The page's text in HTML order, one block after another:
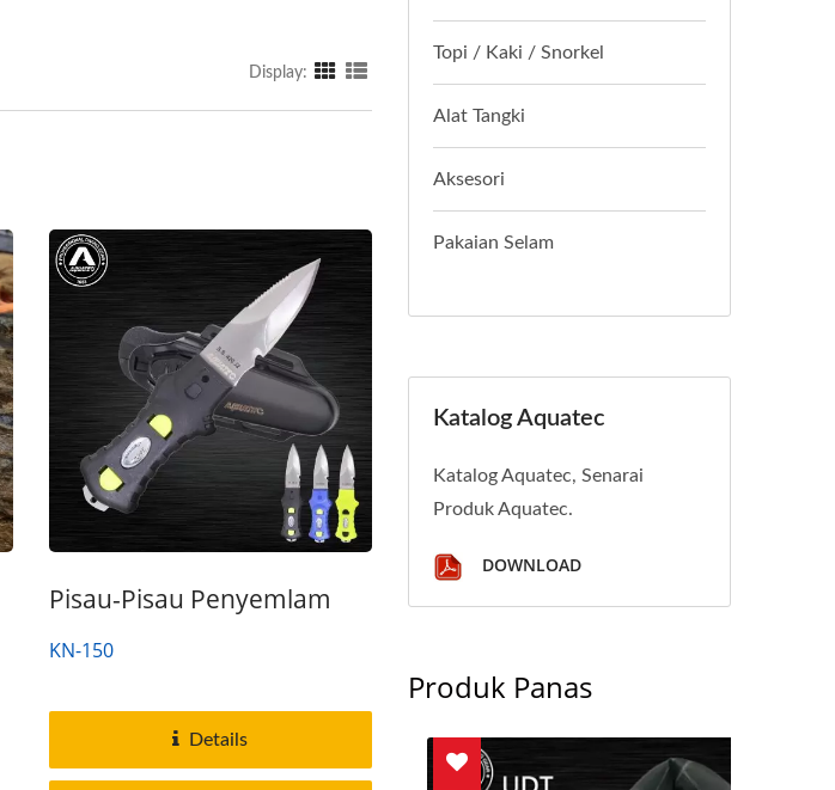
Display:
Pisau-Pisau Penyemlam
KN-150
Details
Topi / Kaki / Snorkel
Alat Tangki
Aksesori
Pakaian Selam
Katalog Aquatec
Katalog Aquatec, Senarai
Produk Aquatec.
DOWNLOAD
Produk Panas